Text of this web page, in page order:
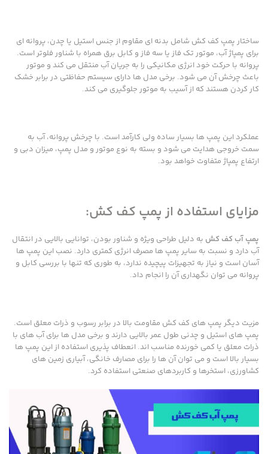
ساختار پمپ کف کش شامل بدنه ای مقاوم از جنس استیل یا چدن، پروانه ای
برای پمپاژ آب، موتور تک فاز یا سه فاز و کابل برق همراه با شناور فلوتر است.
پروانه با حرکت خود انرژی مکانیکی را به جریان آب منتقل می کند و موتور
باعث چرخش آن می شود. برخی مدل ها دارای سیستم حفاظتی در برابر خشک
کار کردن هستند که از آسیب به موتور جلوگیری می کند.
عملکرد این پمپ ها بسیار ساده ولی کارآمد است. با چرخش پروانه، آب به
سمت خروجی هدایت می شود و بسته به نوع موتور و مدل پمپ، میزان دبی و
ارتفاع پمپاژ متفاوت خواهد بود.
مزایای استفاده از پمپ کف کش:
پمپ آب کف کش به دلیل طراحی ویژه و شناور بودن، توانایی بالایی در انتقال
آب دارد و نسبت به سایر پمپ ها مصرف انرژی کمتری دارد. نصب این پمپ ها
آسان است و نیاز به تجهیزات پیچیده ندارد، به طوری که تنها با بررسی کابل و
پروانه می توان نگهداری آن را انجام داد.
مزیت دیگر پمپ های کف کش مقاومت بالا در برابر رسوب و ذرات معلق است.
پمپ های استیل و چدنی طول عمر بالایی دارند و برخی مدل ها برای آب های با
ذرات معلق یا کمی خورنده مناسب اند. انعطاف پذیری استفاده از این پمپ ها
بسیار بالا است و می توان آن ها را برای مصارف خانگی، آبیاری زمین های
کشاورزی، استخرها و کاربردهای صنعتی استفاده کرد.